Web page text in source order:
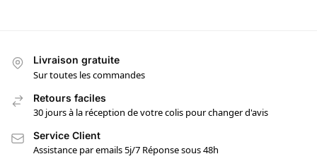
Livraison gratuite
Sur toutes les commandes
Retours faciles
30 jours à la réception de votre colis pour changer d'avis
Service Client
Assistance par emails 5j/7 Réponse sous 48h